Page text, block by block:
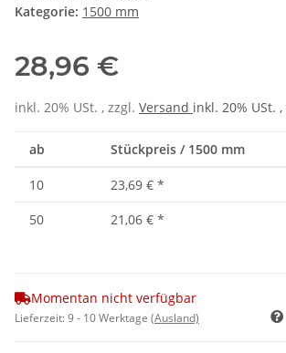
Kategorie: 1500 mm
28,96 €
inkl. 20% USt. , zzgl. Versand inkl. 20% USt. ,
ab Stückpreis / 1500 mm
10 23,69 € *
50
21,06 € *
Momentan nicht verfügbar
Lieferzeit:9 - 10 Werktage (Ausland)